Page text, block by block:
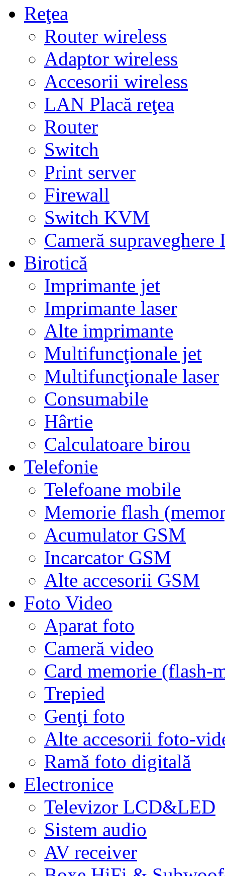
Reţea
Router wireless
Adaptor wireless
Accesorii wireless
LAN Placă reţea
Router
Switch
Print server
Firewall
Switch KVM
Cameră supraveghere
Birotică
Imprimante jet
Imprimante laser
Alte imprimante
Multifuncţionale jet
Multifuncţionale laser
Consumabile
Hârtie
Calculatoare birou
Telefonie
Telefoane mobile
Memorie flash
Acumulator GSM
Incarcator GSM
Alte accesorii GSM
Foto Video
Aparat foto
Cameră video
Card memorie (flash-
Trepied
Genţi foto
Alte accesorii foto-
Ramă foto digitală
Electronice
Televizor LCD&LED
Sistem audio
AV receiver